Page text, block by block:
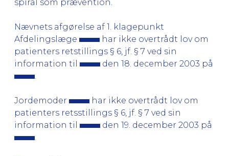
spiral som prævention.
Nævnets afgørelse af 1. klagepunkt
Afdelingslæge
har ikke overtrådt lov om
patienters retstillings § 6, jf. § 7 ved sin
information til
den 18. december 2003 på
Jordemoder
har ikke overtrådt lov om
patienters retsstillings § 6, jf. § 7 ved sin
information til
den 19. december 2003 på